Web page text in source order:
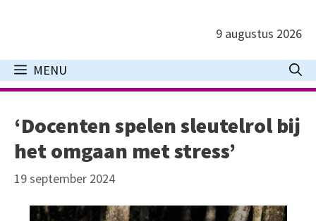
inhoud
9 augustus 2026
MENU
‘Docenten spelen sleutelrol bij
het omgaan met stress’
19 september 2024